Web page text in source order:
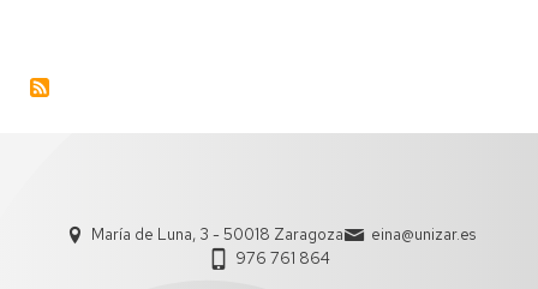
María de Luna, 3 - 50018 Zaragoza
eina@unizar.es
976 761 864